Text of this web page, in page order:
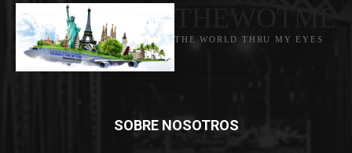
THE WORLD THRU MY EYES
SOBRE NOSOTROS